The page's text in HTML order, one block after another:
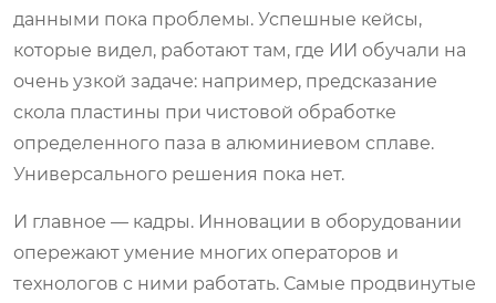
данными пока проблемы. Успешные кейсы,
которые видел, работают там, где ИИ обучали на
очень узкой задаче: например, предсказание
скола пластины при чистовой обработке
определенного паза в алюминиевом сплаве.
Универсального решения пока нет.
И главное — кадры. Инновации в оборудовании
опережают умение многих операторов и
технологов с ними работать. Самые продвинутые